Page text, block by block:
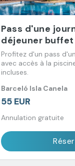
Pass d'une
déjeuner buffet
Profitez d'un pass
avec accès à la
incluses.
Barceló Isla Canela
55 EUR
Annulation gratuite